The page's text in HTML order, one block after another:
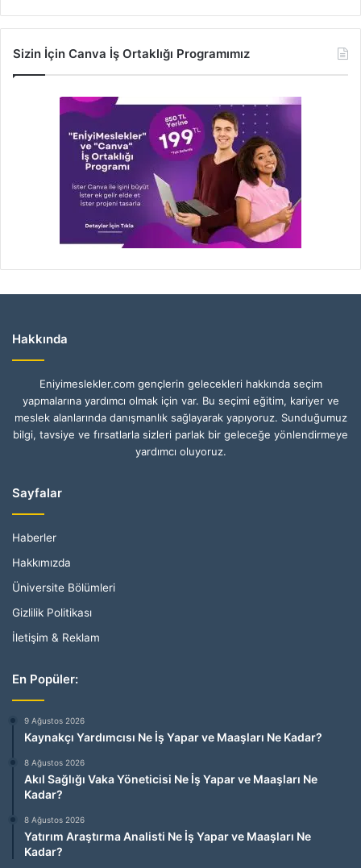
Sizin İçin Canva İş Ortaklığı Programımız
Hakkında
Eniyimeslekler.com gençlerin gelecekleri hakkında seçim
yapmalarına yardımcı olmak için var. Bu seçimi eğitim, kariyer ve
meslek alanlarında danışmanlık sağlayarak yapıyoruz. Sunduğumuz
bilgi, tavsiye ve fırsatlarla sizleri parlak bir geleceğe yönlendirmeye
yardımcı oluyoruz.
Sayfalar
Haberler
Hakkımızda
Üniversite Bölümleri
Gizlilik Politikası
İletişim & Reklam
En Popüler:
9 Ağustos 2026
Kaynakçı Yardımcısı Ne İş Yapar ve Maaşları Ne Kadar?
8 Ağustos 2026
Akıl Sağlığı Vaka Yöneticisi Ne İş Yapar ve Maaşları Ne
Kadar?
8 Ağustos 2026
Yatırım Araştırma Analisti Ne İş Yapar ve Maaşları Ne
Kadar?